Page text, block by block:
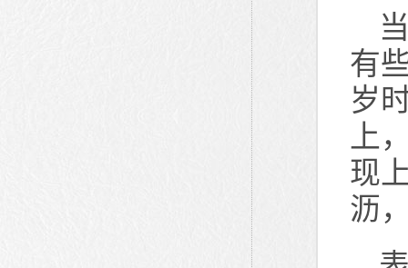
有
岁
上
现
沥